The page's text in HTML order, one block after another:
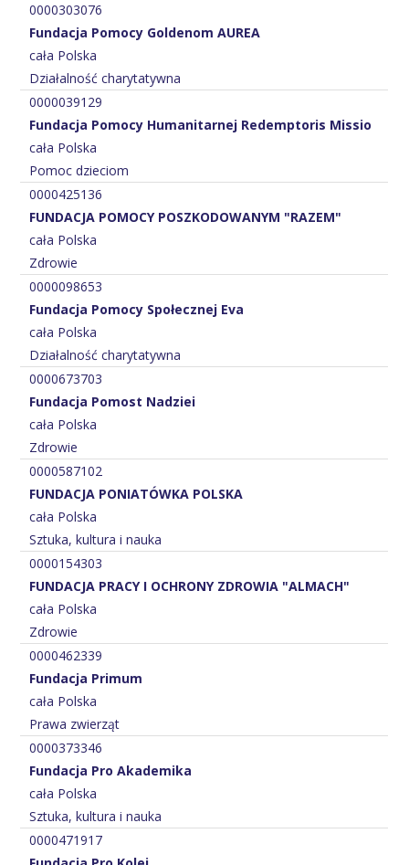
0000303076
Fundacja Pomocy Goldenom AUREA
cała Polska
Działalność charytatywna
0000039129
Fundacja Pomocy Humanitarnej Redemptoris Missio
cała Polska
Pomoc dzieciom
0000425136
FUNDACJA POMOCY POSZKODOWANYM "RAZEM"
cała Polska
Zdrowie
0000098653
Fundacja Pomocy Społecznej Eva
cała Polska
Działalność charytatywna
0000673703
Fundacja Pomost Nadziei
cała Polska
Zdrowie
0000587102
FUNDACJA PONIATÓWKA POLSKA
cała Polska
Sztuka, kultura i nauka
0000154303
FUNDACJA PRACY I OCHRONY ZDROWIA "ALMACH"
cała Polska
Zdrowie
0000462339
Fundacja Primum
cała Polska
Prawa zwierząt
0000373346
Fundacja Pro Akademika
cała Polska
Sztuka, kultura i nauka
0000471917